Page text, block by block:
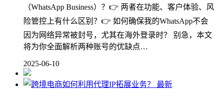
（WhatsApp Business）？👉 两者在功能、客户体验、风
险管控上有什么区别？👉 如何确保我的WhatsApp不会
因为网络异常被封号，尤其在海外登录时？ 别急，本文
将为你全面解析两种账号的优缺点…
2025-06-10
最新